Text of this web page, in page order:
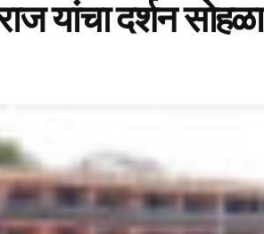
यांचा दर्शन सोहळा